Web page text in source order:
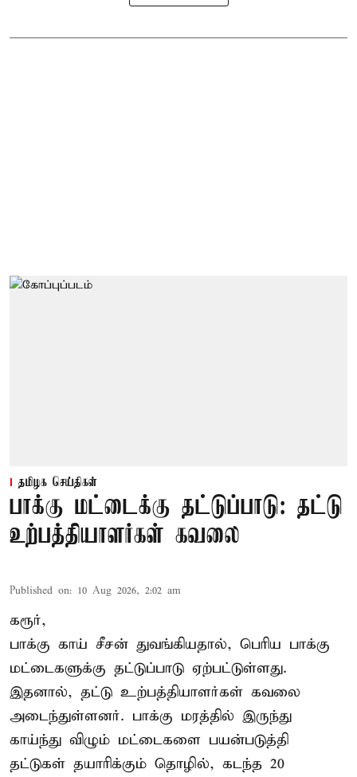
தமிழக செய்திகள்
பாக்கு மட்டைக்கு தட்டுப்பாடு: தட்டு
உற்பத்தியாளர்கள் கவலை
Published on: 10 Aug 2026, 2:02 am
கரூர்,
பாக்கு காய் சீசன் துவங்கியதால், பெரிய பாக்கு
மட்டைகளுக்கு தட்டுப்பாடு ஏற்பட்டுள்ளது.
இதனால், தட்டு உற்பத்தியாளர்கள் கவலை
அடைந்துள்ளனர். பாக்கு மரத்தில் இருந்து
காய்ந்து விழும் மட்டைகளை பயன்படுத்தி
தட்டுகள் தயாரிக்கும் தொழில், கடந்த 20